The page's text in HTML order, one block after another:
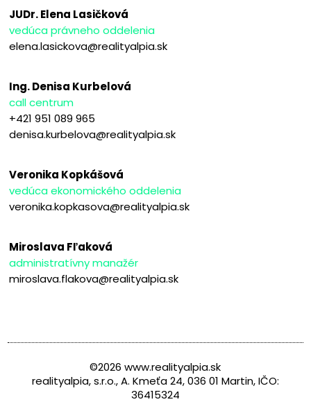
JUDr. Elena Lasičková
vedúca právneho oddelenia
elena.lasickova@realityalpia.sk
Ing. Denisa Kurbelová
call centrum
+421 951 089 965
denisa.kurbelova@realityalpia.sk
Veronika Kopkášová
vedúca ekonomického oddelenia
veronika.kopkasova@realityalpia.sk
Miroslava Fľaková
administratívny manažér
miroslava.flakova@realityalpia.sk
©2026 www.realityalpia.sk
realityalpia, s.r.o., A. Kmeťa 24, 036 01 Martin, IČO:
36415324